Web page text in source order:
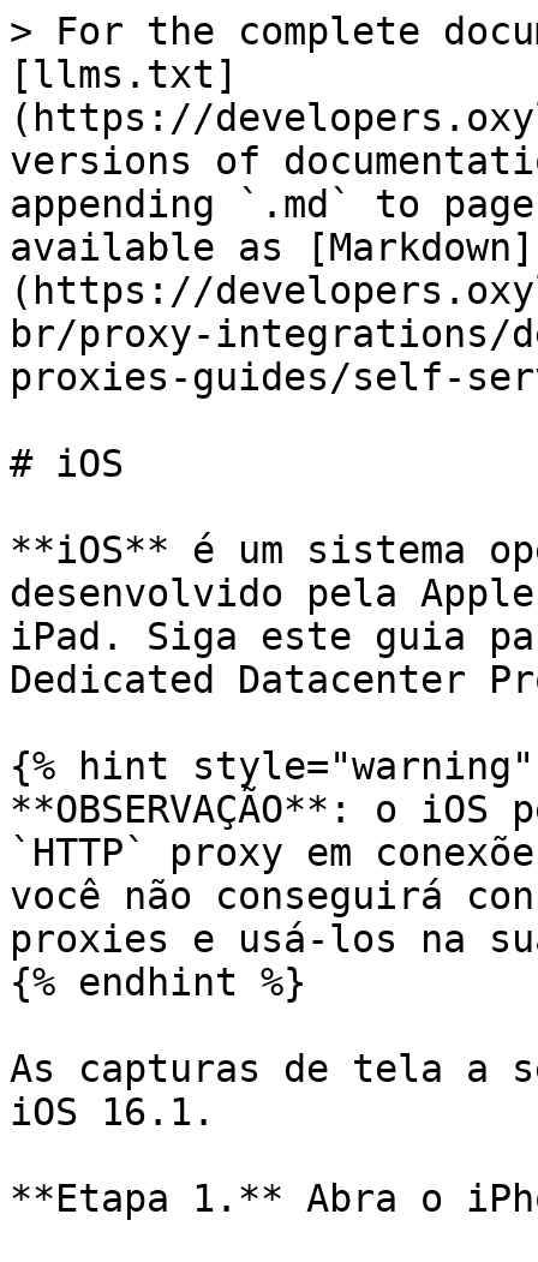
> For the complete
[llms.txt]
(https://
versions of
appending `.md` to
available as [Markdown]
(https://
br/proxy-integrations/
proxies-guides/self-
# iOS
**iOS** é um sistema
desenvolvido pela
iPad. Siga este guia
Dedicated Datacenter
{% hint style="warning"
**OBSERVAÇÃO**: o
`HTTP` proxy em
você não conseguirá
proxies e usá-los na
{% endhint %}
As capturas de tela a
iOS 16.1.
**Etapa 1.** Abra o